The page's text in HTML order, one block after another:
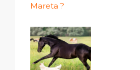
Mareta ?